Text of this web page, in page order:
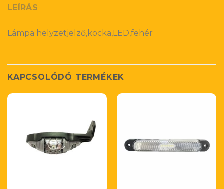
LEÍRÁS
Lámpa helyzetjelző,kocka,LED,fehér
KAPCSOLÓDÓ TERMÉKEK